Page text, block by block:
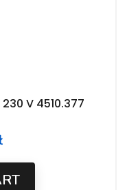
230 V 4510.377